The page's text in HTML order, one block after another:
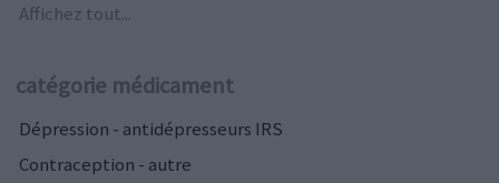
Affichez tout...
catégorie médicament
Dépression - antidépresseurs IRS
Contraception - autre